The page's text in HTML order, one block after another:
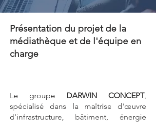
Présentation du projet de la
médiathèque et de l'équipe en
charge
Le groupe DARWIN CONCEPT,
spécialisé dans la maîtrise d'œuvre
d'infrastructure, bâtiment, énergie